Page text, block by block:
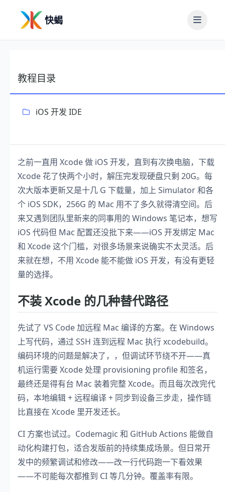
快蝎
教程目录
iOS 开发 IDE
之前一直用 Xcode 做 iOS 开发，直到有次换电脑，下载
Xcode 花了快两个小时，解压完发现硬盘只剩 20G。每
次大版本更新又是十几 G 下载量，加上 Simulator 和各
个 iOS SDK，256G 的 Mac 用不了多久就得清空间。后
来又遇到团队里新来的同事用的 Windows 笔记本，想写
iOS 代码但 Mac 配置还没批下来——iOS 开发绑定 Mac
和 Xcode 这个门槛，对很多场景来说确实不太灵活。后
来就在想，不用 Xcode 能不能做 iOS 开发，有没有更轻
量的选择。
不装 Xcode 的几种替代路径
先试了 VS Code 加远程 Mac 编译的方案。在 Windows
上写代码，通过 SSH 连到远程 Mac 执行 xcodebuild。
编码环境的问题是解决了，，但调试环节绕不开——真
机运行需要 Xcode 处理 provisioning profile 和签名，
最终还是得有台 Mac 装着完整 Xcode。而且每次改完代
码，本地编辑 + 远程编译 + 同步到设备三步走，操作链
比直接在 Xcode 里开发还长。
CI 方案也试过。Codemagic 和 GitHub Actions 能做自
动化构建打包，适合发版前的持续集成场景。但日常开
发中的频繁调试和修改——改一行代码跑一下看效果
——不可能每次都推到 CI 等几分钟。覆盖率有限。